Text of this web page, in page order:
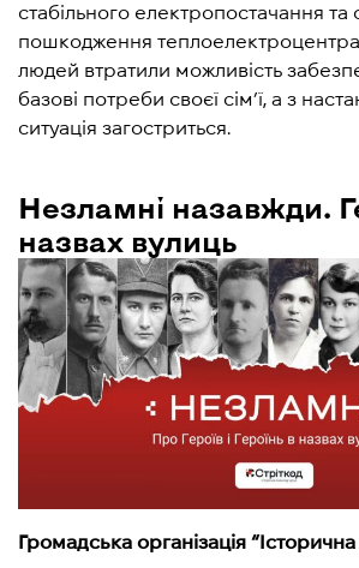
стабільного електропостачання
пошкодження
людей втратили можливість
базові потреби своєї сім’ї, а з
ситуація загостриться.
Незламні назавжди.
назвах вулиць
Громадська організація